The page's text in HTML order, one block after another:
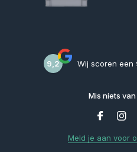
9,2 Wij scoren een
Mis niets
Meld je aan voor